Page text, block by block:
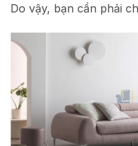
Do vậy, bạn cần phải